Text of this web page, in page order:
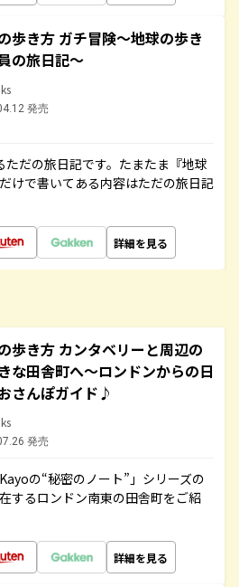
歩き方 ガチ冒険～地球の歩き
の旅日記～
発売
だの旅日記です。たまたま『地球
けで書いてある内容はただの旅日記
詳細を見る
歩き方 カンタベリーと周辺の
な田舎町へ～ロンドンからの日
さんぽガイド♪
発売
の“秘密のノート”」シリーズの
するロンドン南東の田舎町をご紹
詳細を見る